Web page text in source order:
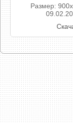
Размер: